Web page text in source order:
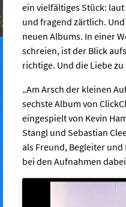
ein vielfältiges Stück:
und fragend zärtlich.
neuen Albums. In einer
schreien, ist der Blick
richtige. Und die Liebe
„Am Arsch der kleinen
sechste Album von
eingespielt von Kevin
Stangl und Sebastian
als Freund, Begleiter
bei den Aufnahmen